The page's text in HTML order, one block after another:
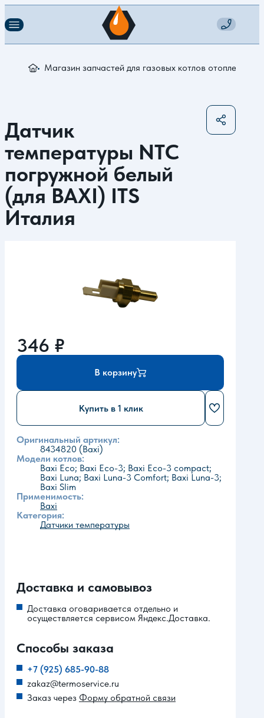
Магазин запчастей для газовых котлов отопления
Датчик
температуры NTC
погружной белый
(для BAXI) ITS
Италия
346 ₽
В корзину
Купить в 1 клик
Оригинальный артикул:
8434820 (Baxi)
Модели котлов:
Baxi Eco; Baxi Eco-3; Baxi Eco-3 compact;
Baxi Luna; Baxi Luna-3 Comfort; Baxi Luna-3;
Baxi Slim
Применимость:
Baxi
Категория:
Датчики температуры
Доставка и самовывоз
Доставка оговаривается отдельно и
осуществляется сервисом Яндекс.Доставка.
Способы заказа
+7 (925) 685-90-88
zakaz@termoservice.ru
Заказ через Форму обратной связи